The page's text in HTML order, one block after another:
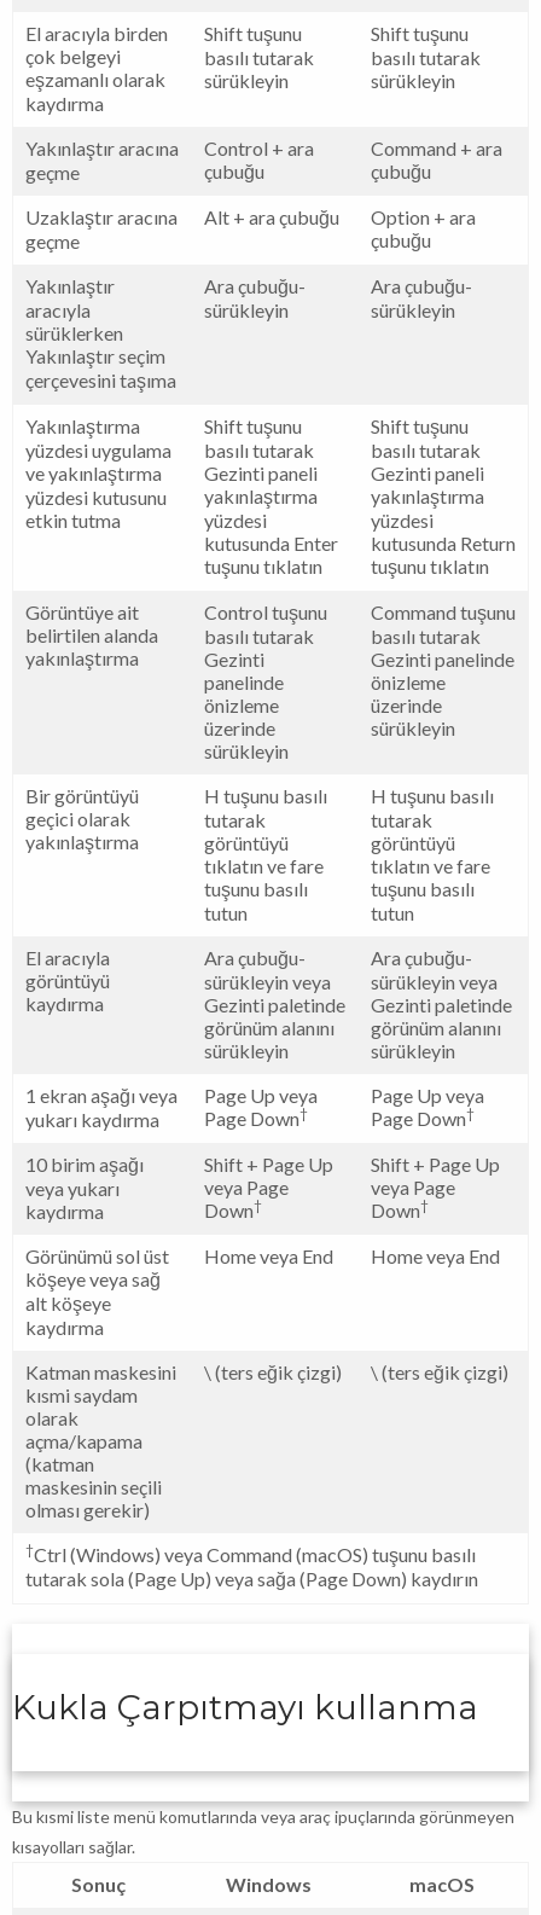
El aracıyla birden
çok belgeyi
eşzamanlı olarak
kaydırma
Shift tuşunu
basılı tutarak
sürükleyin
Shift tuşunu
basılı tutarak
sürükleyin
Yakınlaştır aracına
geçme
Control + ara
çubuğu
Command + ara
çubuğu
Uzaklaştır aracına
geçme
Alt + ara çubuğu
Option + ara
çubuğu
Yakınlaştır
aracıyla
sürüklerken
Yakınlaştır seçim
çerçevesini taşıma
Ara çubuğu-
sürükleyin
Ara çubuğu-
sürükleyin
Yakınlaştırma
yüzdesi uygulama
ve yakınlaştırma
yüzdesi kutusunu
etkin tutma
Shift tuşunu
basılı tutarak
Gezinti paneli
yakınlaştırma
yüzdesi
kutusunda Enter
tuşunu tıklatın
Shift tuşunu
basılı tutarak
Gezinti paneli
yakınlaştırma
yüzdesi
kutusunda Return
tuşunu tıklatın
Görüntüye ait
belirtilen alanda
yakınlaştırma
Control tuşunu
basılı tutarak
Gezinti
panelinde
önizleme
üzerinde
sürükleyin
Command tuşunu
basılı tutarak
Gezinti panelinde
önizleme
üzerinde
sürükleyin
Bir görüntüyü
geçici olarak
yakınlaştırma
H tuşunu basılı
tutarak
görüntüyü
tıklatın ve fare
tuşunu basılı
tutun
H tuşunu basılı
tutarak
görüntüyü
tıklatın ve fare
tuşunu basılı
tutun
El aracıyla
görüntüyü
kaydırma
Ara çubuğu-
sürükleyin veya
Gezinti paletinde
görünüm alanını
sürükleyin
Ara çubuğu-
sürükleyin veya
Gezinti paletinde
görünüm alanını
sürükleyin
1 ekran aşağı veya
yukarı kaydırma
Page Up veya
Page Down†
Page Up veya
Page Down†
10 birim aşağı
veya yukarı
kaydırma
Shift + Page Up
veya Page
Down†
Shift + Page Up
veya Page
Down†
Görünümü sol üst
köşeye veya sağ
alt köşeye
kaydırma
Home veya End Home veya End
Katman maskesini
kısmi saydam
olarak
açma/kapama
(katman
maskesinin seçili
olması gerekir)
\ (ters eğik çizgi) \ (ters eğik çizgi)
†Ctrl (Windows) veya Command (macOS) tuşunu basılı
tutarak sola (Page Up) veya sağa (Page Down) kaydırın
Kukla Çarpıtmayı kullanma
Bu kısmi liste menü komutlarında veya araç ipuçlarında görünmeyen
kısayolları sağlar.
Sonuç Windows
macOS